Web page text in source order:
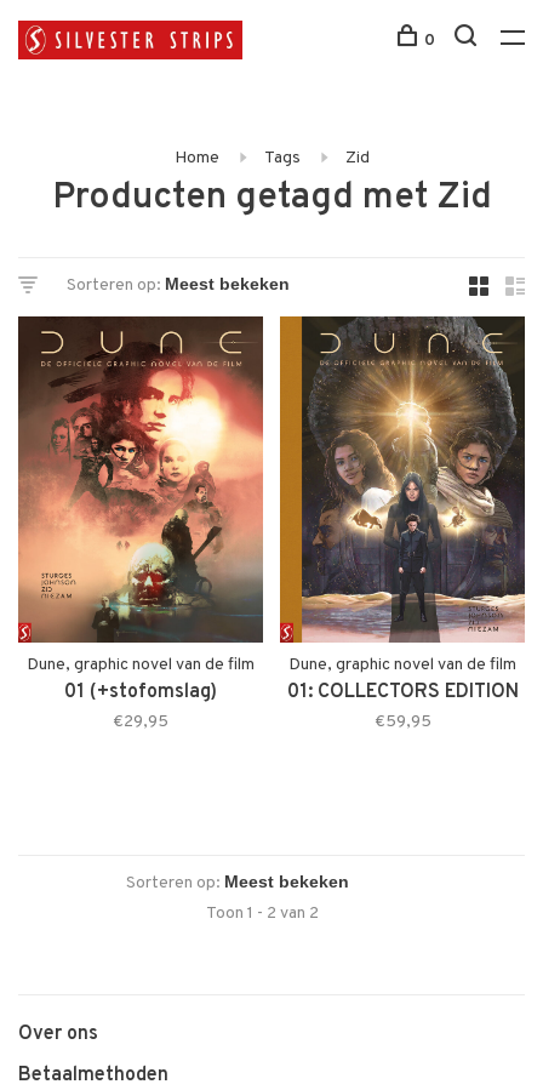
0
Home Tags Zid
Producten getagd met Zid
Sorteren op:
Dune, graphic novel van de film
01 (+stofomslag)
€29,95
Dune, graphic novel van de film
01: COLLECTORS EDITION
€59,95
Sorteren op:
Toon 1 - 2 van 2
Over ons
Betaalmethoden